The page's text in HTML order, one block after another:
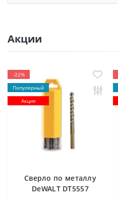
Акции
-22%
Популярный
Акция
Cверлo по металлу
DeWALT DT5557